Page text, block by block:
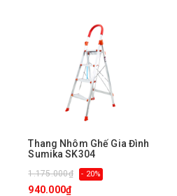
Thang Nhôm Ghế Gia Đình
Sumika SK304
1.175.000₫ - 20%
940.000₫